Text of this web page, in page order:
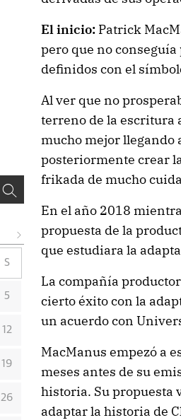
El inicio:Patrick
pero que no
definidos con el
Al ver que no
terreno de la escritura
mucho mejor llegando
posteriormente crear
frikada de mucho
En el año 2018
propuesta de la
que estudiara la
La compañía
cierto éxito con la
un acuerdo con
MacManus empezó a
meses antes de su
historia. Su propuesta
adaptar la historia de
S
5
12
19
26